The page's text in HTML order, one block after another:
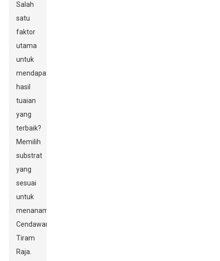
Salah
satu
faktor
utama
untuk
mendapatkan
hasil
tuaian
yang
terbaik?
Memilih
substrat
yang
sesuai
untuk
menanam
Cendawan
Tiram
Raja.